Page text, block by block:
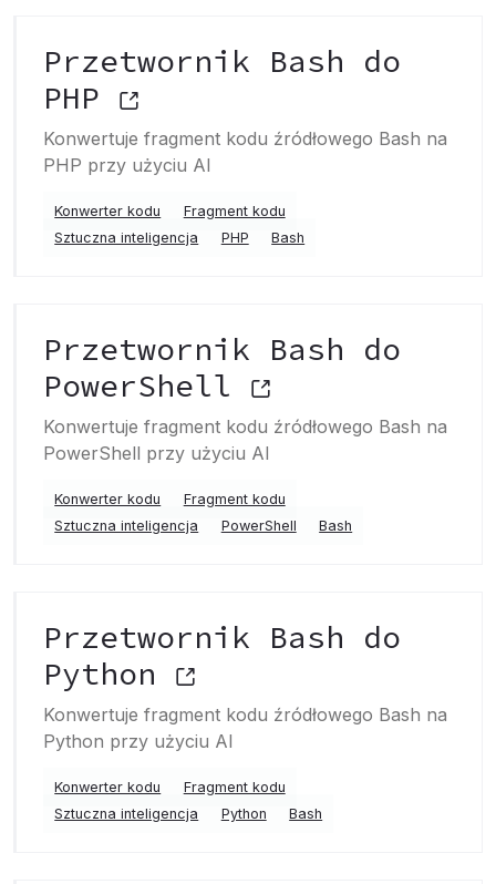
Przetwornik Bash do
PHP
Konwertuje fragment kodu źródłowego Bash na
PHP przy użyciu AI
Konwerter kodu
Fragment kodu
Sztuczna inteligencja
PHP Bash
Przetwornik Bash do
PowerShell
Konwertuje fragment kodu źródłowego Bash na
PowerShell przy użyciu AI
Konwerter kodu
Fragment kodu
Sztuczna inteligencja
PowerShell Bash
Przetwornik Bash do
Python
Konwertuje fragment kodu źródłowego Bash na
Python przy użyciu AI
Konwerter kodu
Fragment kodu
Sztuczna inteligencja
Python Bash